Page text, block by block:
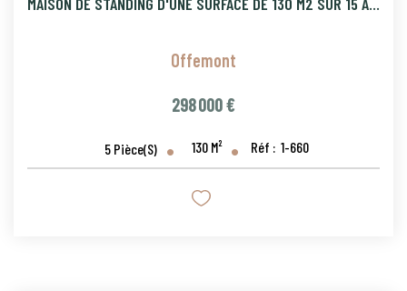
Offemont
298 000 €
5 Pièce(s) 130 M² Réf : 1-660